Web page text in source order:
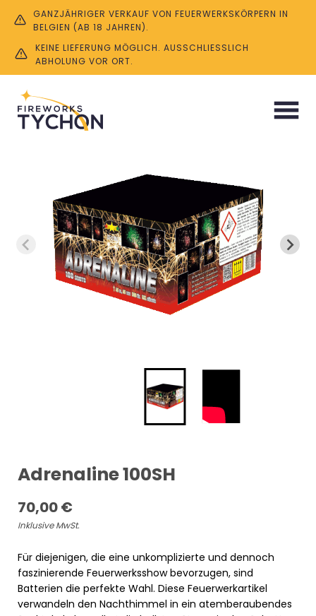
GANZJÄHRIGER VERKAUF VON FEUERWERKSKÖRPERN IN
BELGIEN (AB 18 JAHREN).
KEINE LIEFERUNG MÖGLICH. AUSSCHLIESSLICH A
BHOLUNG VOR ORT.
Start/Batterien / Adrenaline 100SH
Adrenaline 100SH
70,00€
Inklusive MwSt.
Für diejenigen, die eine unkomplizierte und dennoch
faszinierende Feuerwerksshow bevorzugen, sind
Batterien die perfekte Wahl. Diese Feuerwerkartikel
verwandeln den Nachthimmel in ein atemberaubendes